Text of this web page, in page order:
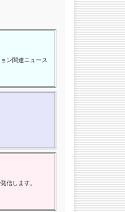
ン関連ニュース
信します。